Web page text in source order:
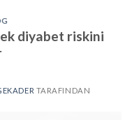
diyabet riskini
TARAFINDAN